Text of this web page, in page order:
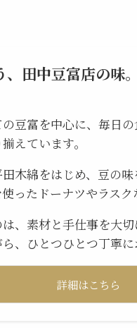
田中豆富店の味。
豆富を中心に、毎日
えています。
木綿をはじめ、豆の
ったドーナツやラスク
、素材と手仕事を大
、ひとつひとつ丁寧に
詳細はこちら